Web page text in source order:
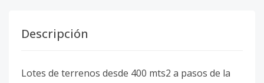
Descripción
Lotes de terrenos desde 400 mts2 a pasos de la